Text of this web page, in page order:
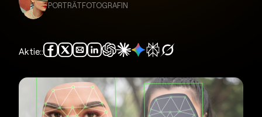
PORTRÄTFOTOGRAFIN
Aktie::